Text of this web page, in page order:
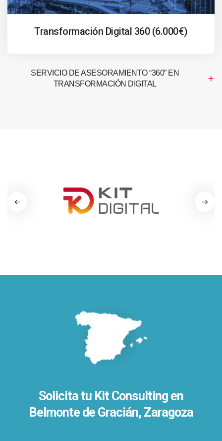
Transformación Digital 360 (6.000€)
SERVICIO DE ASESORAMIENTO “360” EN
TRANSFORMACIÓN DIGITAL
Solicita tu Kit Consulting en
Belmonte de Gracián, Zaragoza